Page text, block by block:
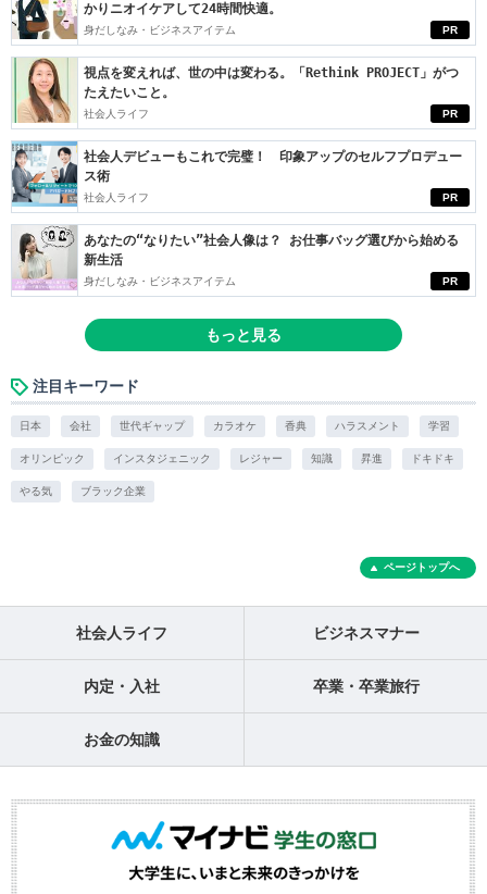
PR
かりニオイケアして24時間快適。
身だしなみ・ビジネスアイテム
PR
視点を変えれば、世の中は変わる。「Rethink PROJECT」がつ
たえたいこと。
社会人ライフ
PR
社会人デビューもこれで完璧！ 印象アップのセルフプロデュー
ス術
社会人ライフ
PR
あなたの“なりたい”社会人像は？ お仕事バッグ選びから始める
新生活
身だしなみ・ビジネスアイテム
もっと見る
注目キーワード
日本 会社 世代ギャップ カラオケ 香典 ハラスメント 学習
オリンピック インスタジェニック レジャー 知識 昇進 ドキドキ
やる気 ブラック企業
ページトップへ
社会人ライフ ビジネスマナー
内定・入社 卒業・卒業旅行
お金の知識